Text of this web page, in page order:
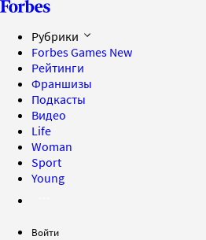
Рубрики
Forbes Games New
Рейтинги
Франшизы
Подкасты
Видео
Life
Woman
Sport
Young
Войти